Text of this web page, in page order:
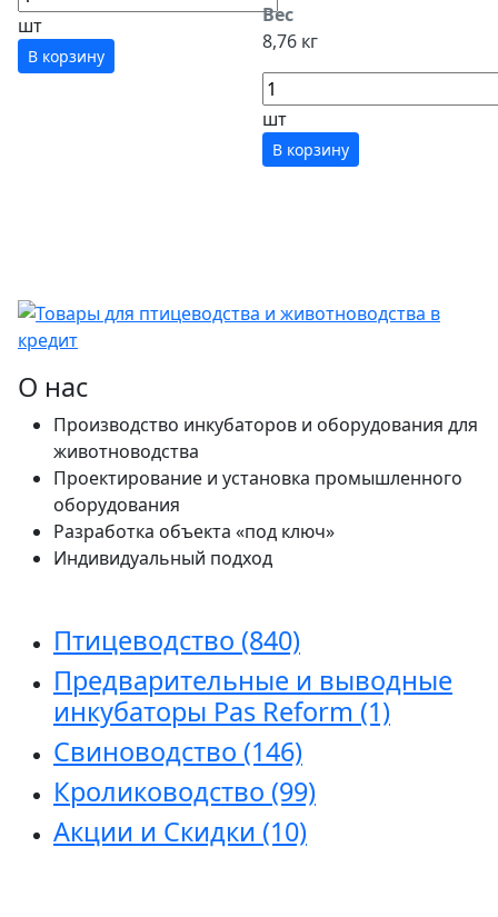
шт
В корзину
Вес
8,76 кг
шт
В корзину
О нас
Производство инкубаторов и оборудования для
животноводства
Проектирование и установка промышленного
оборудования
Разработка объекта «под ключ»
Индивидуальный подход
Птицеводство (840)
Предварительные и выводные
инкубаторы Pas Reform (1)
Свиноводство (146)
Кролиководство (99)
Акции и Скидки (10)